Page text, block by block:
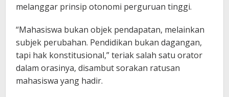
melanggar prinsip otonomi perguruan tinggi.
“Mahasiswa bukan objek pendapatan, melainkan
subjek perubahan. Pendidikan bukan dagangan,
tapi hak konstitusional,” teriak salah satu orator
dalam orasinya, disambut sorakan ratusan
mahasiswa yang hadir.